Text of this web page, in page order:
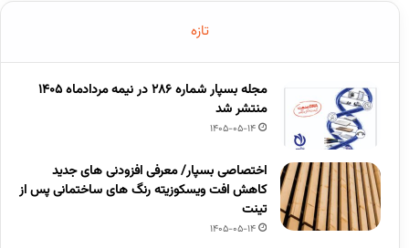
تازه
مجله بسپار شماره 286 در نیمه مردادماه 1405
منتشر شد
1405-05-14
اختصاصی بسپار/ معرفی افزودنی های جدید
کاهش افت ویسکوزیته رنگ های ساختمانی پس از
تینت
1405-05-14